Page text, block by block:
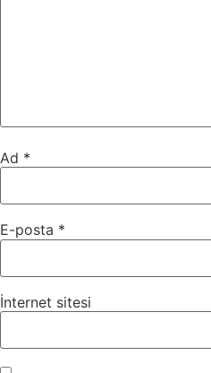
Ad *
E-posta *
İnternet sitesi